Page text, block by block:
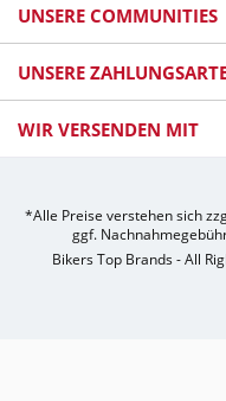
UNSERE COMMUNITIES
UNSERE
WIR VERSENDEN MIT
*Alle Preise verstehen sich
ggf.
Bikers Top Brands - All